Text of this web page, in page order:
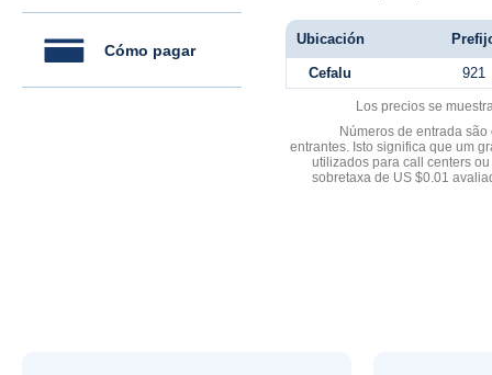
Cómo pagar
Ubicación
Cefalu 921
Los precios se
Números de entrada
entrantes. Isto significa que um
utilizados para call centers
sobretaxa de US $0.01